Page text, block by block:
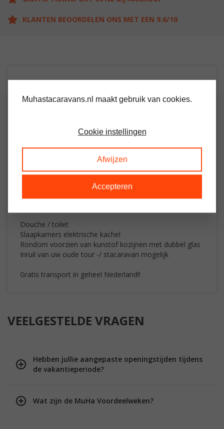
KLANTEN BEOORDELEN ONS MET EEN 9.6/10
Woon / leefruimte voorzien van gas kachel
Grote slaapkamer met veel kastruimte en eigen
Douche / toilet
Slaapkamers elektrische kachel
Rondom voorzien van kunstof kozijnen met dubbel glas
Inruil van uw oude tour -/ stacaravan mogelijk
Gratis transport in geheel Nederland!!
VEELGESTELDE VRAGEN
Hebben jullie aangepaste openingstijden tijdens
de vakantieperiode?
Wat zijn de MuHa Voordeelweken?
Muhastacaravans.nl maakt gebruik van cookies.
Cookie instellingen
Afwijzen
Accepteren